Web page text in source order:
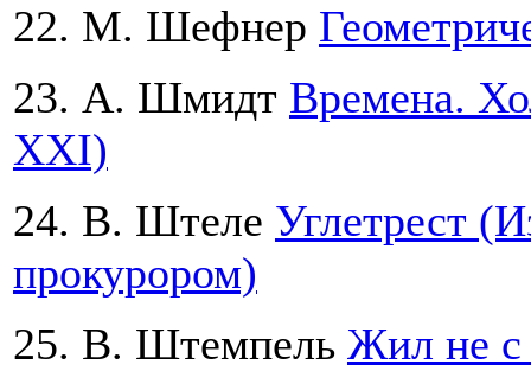
22. М. Шефнер
23. А. Шмидт Времена.
ХХI)
24. B. Штеле Углетрест
прокурором)
25. B. Штемпель Жил не